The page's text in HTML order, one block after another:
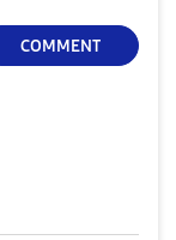
COMMENT